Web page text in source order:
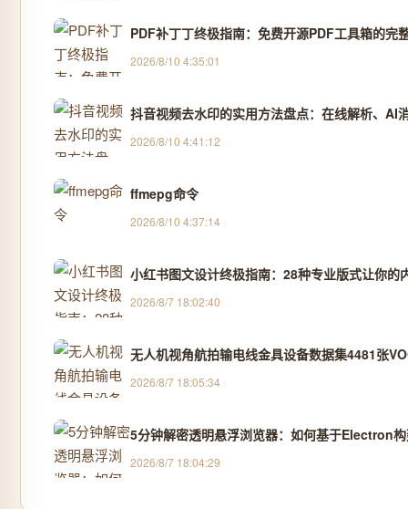
PDF补丁丁终极指南：免费开源PDF工具箱的完
2026/8/10 4:35:01
抖音视频去水印的实用方法盘点：在线解析、AI
2026/8/10 4:41:12
ffmepg命令
2026/8/10 4:37:14
小红书图文设计终极指南：28种专业版式让你的
2026/8/7 18:02:40
无人机视角航拍输电线金具设备数据集4481张
2026/8/7 18:05:34
5分钟解密透明悬浮浏览器：如何基于Electron
2026/8/7 18:04:29